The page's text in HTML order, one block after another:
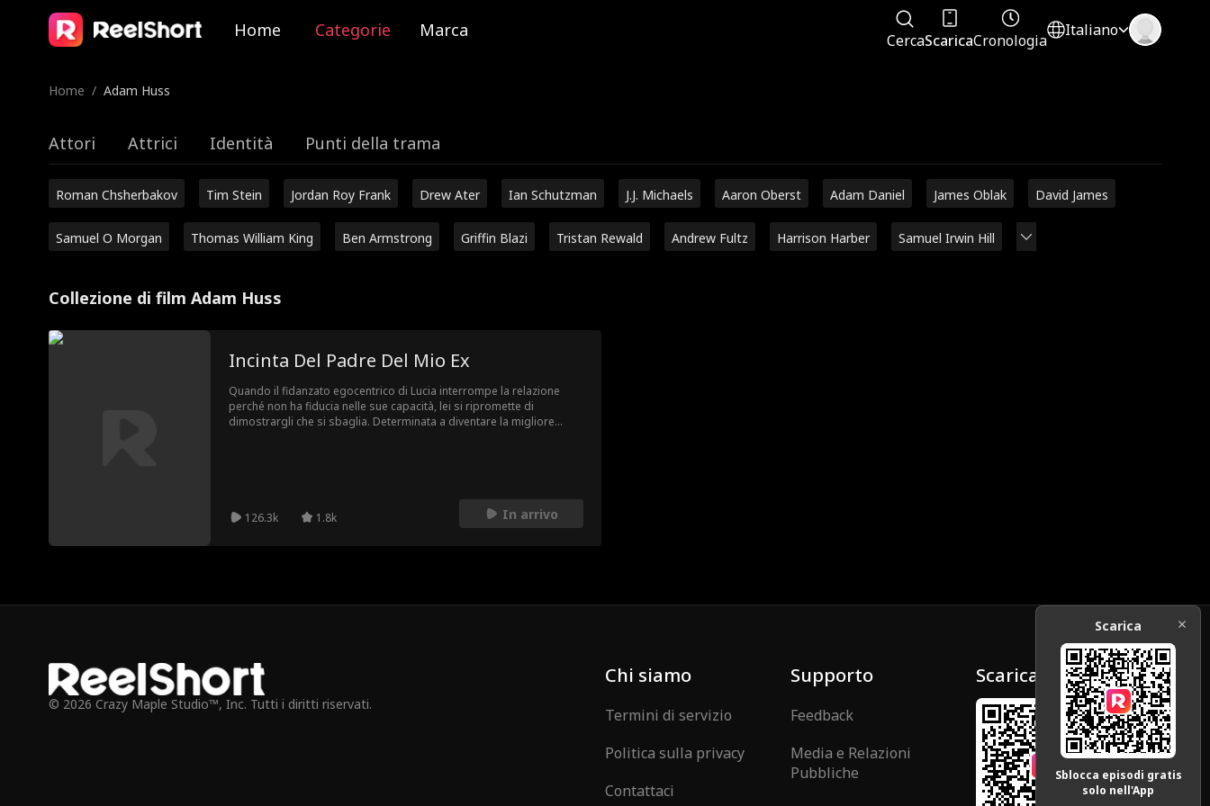
Home Categorie Marca CercaScaricaCronologia
Italiano
Home / Adam Huss
Attori Attrici Identità Punti della trama
Roman Chsherbakov Tim Stein Jordan Roy Frank Drew Ater Ian Schutzman J.J. Michaels Aaron Oberst Adam Daniel James Oblak David James
Samuel O Morgan Thomas William King Ben Armstrong Griffin Blazi Tristan Rewald Andrew Fultz Harrison Harber Samuel Irwin Hill
Collezione di film Adam Huss
Incinta Del Padre Del Mio Ex
Quando il fidanzato egocentrico di Lucia interrompe la relazione
perché non ha fiducia nelle sue capacità, lei si ripromette di
dimostrargli che si sbaglia. Determinata a diventare la migliore
126.3k 1.8k In arrivo
© 2026 Crazy Maple Studio™, Inc. Tutti i diritti riservati.
Chi siamo
Termini di servizio
Politica sulla privacy
Contattaci
Supporto
Feedback
Media e Relazioni
Pubbliche
Scarica
Scarica
Sblocca episodi gratis
solo nell'App